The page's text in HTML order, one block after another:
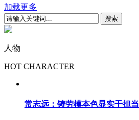
加载更多
人物
HOT CHARACTER
常志远：铸劳模本色显实干担当